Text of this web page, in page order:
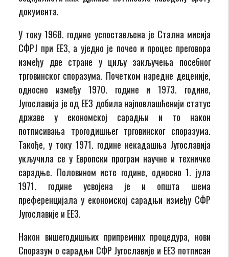
документа.
У току 1968. године успостављена је Стална мисија
СФРЈ при ЕЕЗ, а уједно је почео и процес преговора
између две стране у циљу закључења посебног
трговинског споразума. Почетком наредне деценије,
односно између 1970. године и 1973. године,
Југославија је од ЕЕЗ добила најповлашћенији статус
државе у економској сарадњи и то након
потписивања трогодишњег трговинског споразума.
Такође, у току 1971. године некадашња Југославија
укључила се у Европски програм научне и техничке
сарадње. Половином исте године, односно 1. јула
1971. године усвојена је и општа шема
преференцијала у економској сарадњи између СФР
Југославије и ЕЕЗ.
Након вишегодишњих припремних процедура, нови
Споразум о сарадњи СФР Југославије и ЕЕЗ потписан